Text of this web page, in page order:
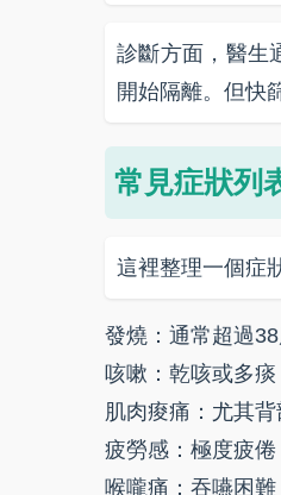
診斷方面，醫生
開始隔離。但快
常見症狀列
這裡整理一個症
發燒：通常超過
咳嗽：乾咳或多
肌肉痠痛：尤其
疲勞感：極度疲
喉嚨痛：吞嚥困